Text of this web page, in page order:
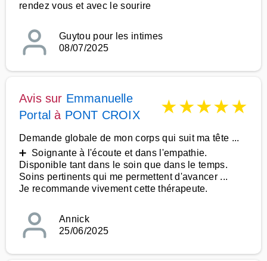
rendez vous et avec le sourire
Guytou pour les intimes
08/07/2025
Avis sur Emmanuelle
Portal à PONT CROIX ★★★★★
Demande globale de mon corps qui suit ma tête ...
➕ Soignante à l'écoute et dans l'empathie.
Disponible tant dans le soin que dans le temps.
Soins pertinents qui me permettent d'avancer ...
Je recommande vivement cette thérapeute.
Annick
25/06/2025